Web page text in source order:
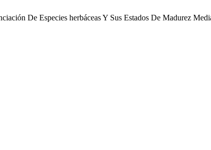
De Especies herbáceas Y Sus Estados De Madurez